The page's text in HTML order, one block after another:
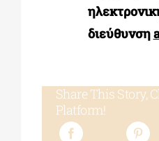
διεύθυνση
Share This Story,
Platform!